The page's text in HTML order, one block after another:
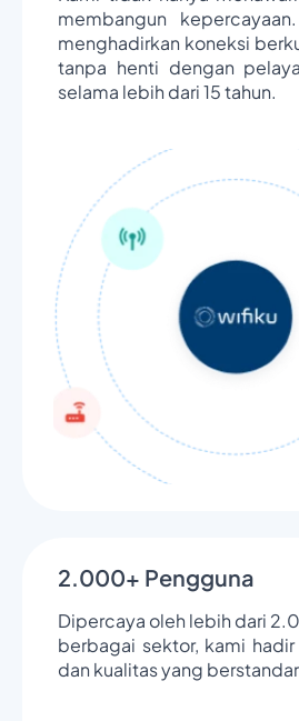
membangun
menghadirkan koneksi
tanpa henti dengan
selama lebih dari 15 tahun.
2.000+ Pengguna
Dipercaya oleh lebih dari
berbagai sektor, kami
dan kualitas yang